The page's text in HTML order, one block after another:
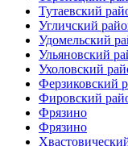
Тутаевский
Угличский
Удомельский
Ульяновский
Ухоловский
Ферзиковский
Фировский
Фрязино
Фрязино